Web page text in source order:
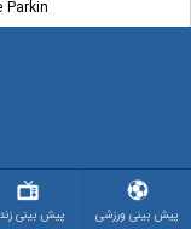
Parkin
پیش بینی ورزشی پیش بینی